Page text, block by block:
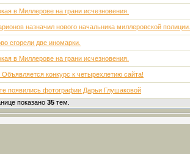
в Миллерове на грани исчезновения.
назначил нового начальника миллеровской полиции.
сгорели две иномарки.
в Миллерове на грани исчезновения.
конкурс к четырехлетию сайта!
появились фотографии Дарьи Глушаковой
показано 35 тем.